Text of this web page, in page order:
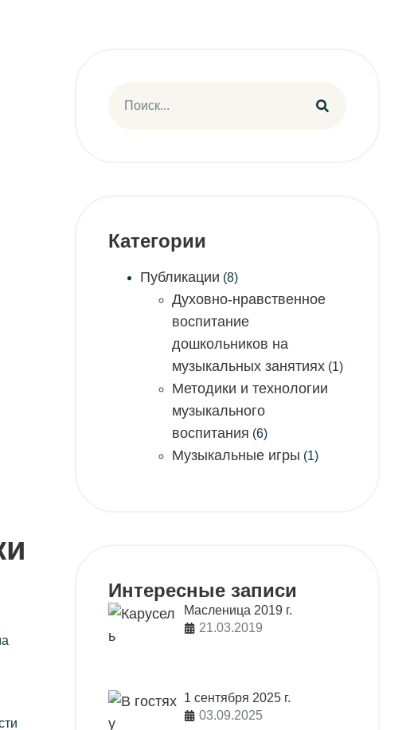
Категории
Публикации (8)
Духовно-нравственное
воспитание
дошкольников на
музыкальных занятиях (1)
Методики и технологии
музыкального
воспитания (6)
Музыкальные игры (1)
Интересные записи
Масленица 2019 г.
21.03.2019
1 сентября 2025 г.
03.09.2025